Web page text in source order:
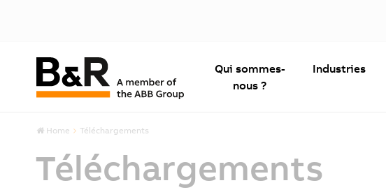
Qui sommes-
nous ?
Industries
Home Téléchargements
Téléchargements